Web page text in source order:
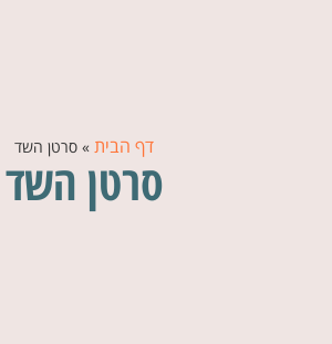
דף הבית » סרטן השד
סרטן השד